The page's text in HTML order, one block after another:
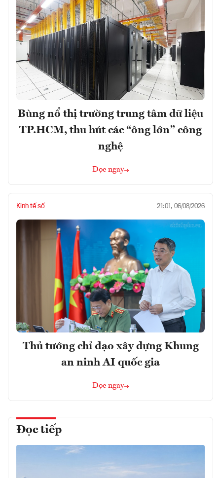
Bùng nổ thị trường trung tâm dữ liệu
TP.HCM, thu hút các “ông lớn” công
nghệ
Đọc ngay
Kinh tế số 21:01, 06/08/2026
Thủ tướng chỉ đạo xây dựng Khung
an ninh AI quốc gia
Đọc ngay
Đọc tiếp